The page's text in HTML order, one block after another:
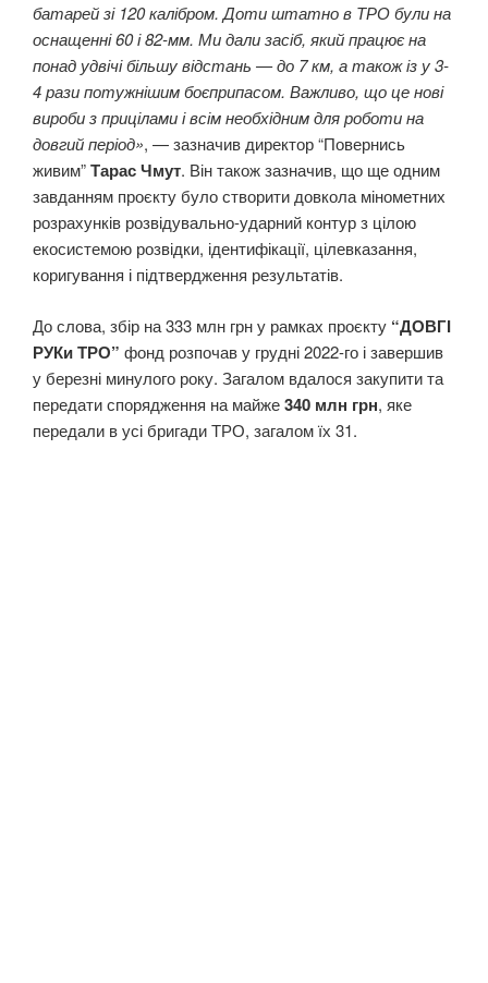
батарей зі 120 калібром. Доти штатно в ТРО були на
оснащенні 60 і 82-мм. Ми дали засіб, який працює на
понад удвічі більшу відстань — до 7 км, а також із у 3-
4 рази потужнішим боєприпасом. Важливо, що це нові
вироби з прицілами і всім необхідним для роботи на
довгий період», — зазначив директор “Повернись
живим”Тарас Чмут. Він також зазначив, що ще одним
завданням проєкту було створити довкола мінометних
розрахунків розвідувально-ударний контур з цілою
екосистемою розвідки, ідентифікації, цілевказання,
коригування і підтвердження результатів.
До слова, збір на 333 млн грн у рамках проєкту “ДОВГІ
РУКи ТРО” фонд розпочав у грудні 2022-го і завершив
у березні минулого року. Загалом вдалося закупити та
передати спорядження на майже340 млн грн, яке
передали в усі бригади ТРО, загалом їх 31.